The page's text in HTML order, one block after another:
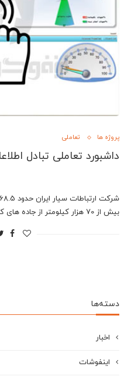
پروژه ها تعاملی
داشبورد تعاملی تبادل
بیش از 70 هزار کیلومتر از جاده های کشور…
دسته‌ها
اخبار
اینفوشات